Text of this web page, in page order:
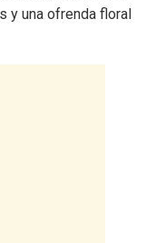
y una ofrenda floral